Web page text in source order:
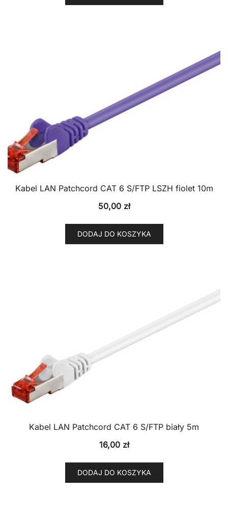
Kabel LAN Patchcord CAT 6 S/FTP LSZH fiolet 10m
50,00 zł
DODAJ DO KOSZYKA
Kabel LAN Patchcord CAT 6 S/FTP biały 5m
16,00 zł
DODAJ DO KOSZYKA